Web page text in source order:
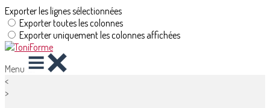
Exporter les lignes sélectionnées
Exporter toutes les colonnes
Exporter uniquement les colonnes affichées
Menu
<
>